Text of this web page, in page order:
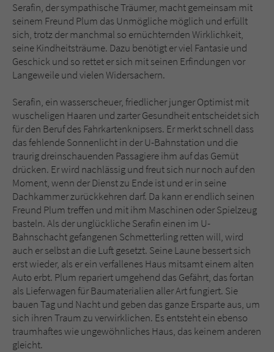
Serafin, der sympathische Träumer, macht gemeinsam mit
seinem Freund Plum das Unmögliche möglich und erfüllt
sich, trotz der manchmal so ernüchternden Wirklichkeit,
seine Kindheitsträume. Dazu benötigt er viel Fantasie und
Geschick und so rettet er sich mit seinen Erfindungen vor
Langeweile und vielen Widersachern.
Serafin, ein wasserscheuer, friedlicher junger Optimist mit
wuscheligen Haaren und zarter Gesundheit entscheidet sich
für den Beruf des Fahrkartenknipsers. Er merkt schnell dass
das fehlende Sonnenlicht in der U-Bahnstation und die
traurig dreinschauenden Passagiere ihm auf das Gemüt
drücken. Er wird nachlässig und freut sich nur noch auf den
Moment, wenn der Dienst zu Ende ist und er in seine
Dachkammer zurückkehren darf. Da kann er endlich seinen
Freund Plum treffen und mit ihm Maschinen oder Spielzeug
basteln. Als der unglückliche Serafin einen im U-
Bahnschacht gefangenen Schmetterling retten will, wird
auch er selbst an die Luft gesetzt. Seine Laune bessert sich
erst wieder, als er ein verfallenes Haus mitsamt einem alten
Auto erbt. Plum repariert umgehend das Gefährt, das fortan
als Lieferwagen für Baumaterialien aller Art fungiert. Sie
bauen Tag und Nacht und geben das ganze Ersparte aus, um
sich ihren Traum zu verwirklichen. Es entsteht ein ebenso
traumhaftes wie ungewöhnliches Haus, das keinem anderen
gleicht.
Anbieter Literatur-Couch Medien GmbH & Co. KG
Laufzeit Session
Zweck
Dieses Cookie gewährleistet die
Benutzer. Es wird benötigt um z. B. den
Sicherheitscode des Kontaktformulars zu
überprüfen.